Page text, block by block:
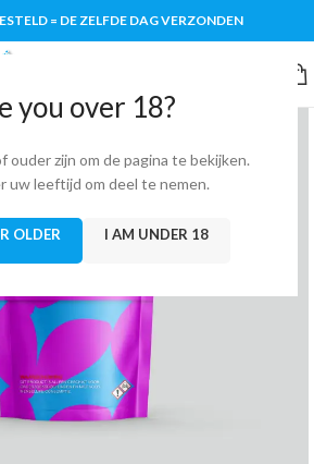
you over 18?
ouder zijn om de pagina te bekijken.
uw leeftijd om deel te nemen.
OLDER I AM UNDER 18
= DE ZELFDE DAG VERZONDEN